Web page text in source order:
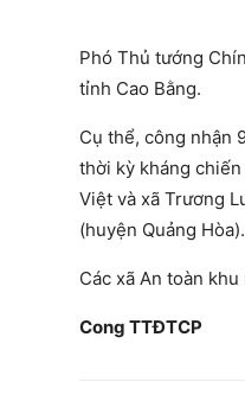
Phó Thủ tướng
tỉnh Cao Bằng.
Cụ thể, công nhận
thời kỳ kháng chiến
Việt và xã Trương
(huyện Quảng Hòa).
Các xã An toàn
Cong TTĐTCP